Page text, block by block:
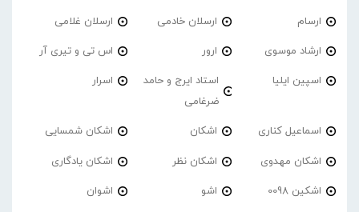
ارسام ارسلان خادمی ارسلان غلامی
ارشاد موسوی ارور اس تی و تیری آر
اسپین ایلیا
استاد ایرج و حامد
ضرغامی
اسرار
اسماعیل کناری اشکان اشکان شمسایی
اشکان مهدوی اشکان نظر اشکان یادگاری
اشکین 0098 اشو اشوان